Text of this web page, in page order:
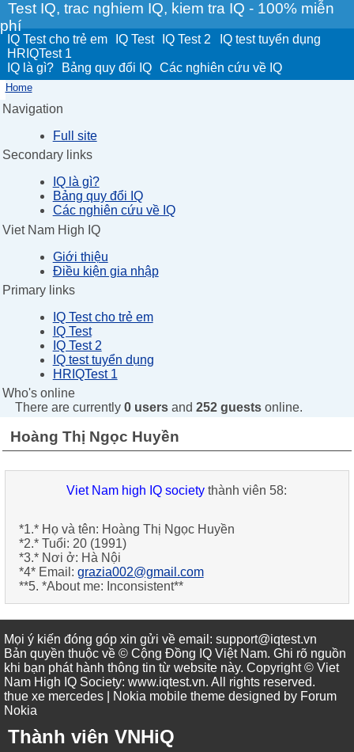
Test IQ, trac nghiem IQ, kiem tra IQ - 100% miễn
phí
IQ Test cho trẻ em IQ Test IQ Test 2
IQ test tuyển dụng
HRIQTest 1
IQ là gì?
Bảng quy đổi IQ Các nghiên cứu về IQ
Home
Navigation
Full site
Secondary links
IQ là gì?
Bảng quy đổi IQ
Các nghiên cứu về IQ
Viet Nam High IQ
Giới thiệu
Điều kiện gia nhập
Primary links
IQ Test cho trẻ em
IQ Test
IQ Test 2
IQ test tuyển dụng
HRIQTest 1
Who's online
There are currently 0 usersand 252 guestsonline.
Hoàng Thị Ngọc Huyền
Viet Nam high IQ society thành viên 58:
*1.* Họ và tên: Hoàng Thị Ngọc Huyền
*2.* Tuổi: 20 (1991)
*3.* Nơi ở: Hà Nội
*4* Email: grazia002@gmail.com
**5. *About me: Inconsistent**
Mọi ý kiến đóng góp xin gửi về email: support@iqtest.vn
Bản quyền thuộc về © Cộng Đồng IQ Việt Nam. Ghi rõ nguồn
khi bạn phát hành thông tin từ website này. Copyright © Viet
Nam High IQ Society: www.iqtest.vn. All rights reserved.
thue xe mercedes | Nokia mobile theme designed by Forum
Nokia
Thành viên VNHiQ